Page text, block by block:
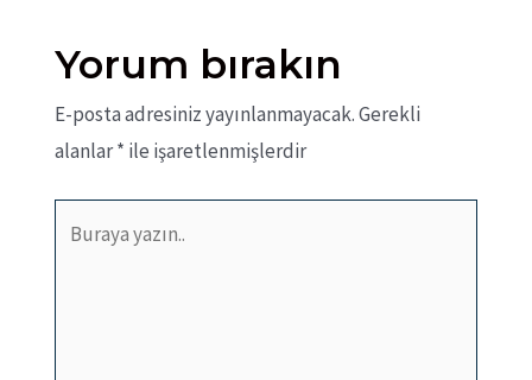
Yorum bırakın
E-posta adresiniz yayınlanmayacak.Gerekli
alanlar* ile işaretlenmişlerdir